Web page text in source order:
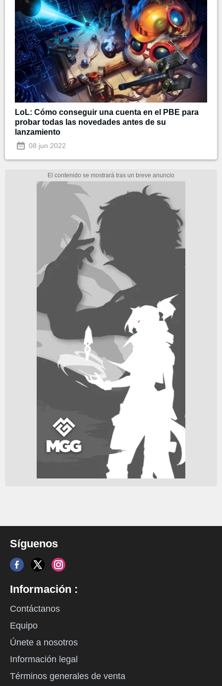
LoL: Cómo conseguir una cuenta en el PBE para
probar todas las novedades antes de su
lanzamiento
08 jun 2022
Síguenos
Información :
Contáctanos
Equipo
Únete a nosotros
Información legal
Términos generales de venta